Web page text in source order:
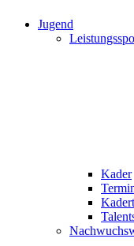
Jugend
Kader